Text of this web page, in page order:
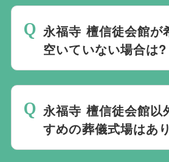
ご予約は葬儀社を通じた
す。万が一の際は、当社
ください。式場のご予約
送・ご安置・ご葬儀・葬
まで、すべて一貫してお
す。
永福寺 檀信徒会館が
空いていない場合は?
います。また、1都3県
ておりますので、葬儀を
周辺の式場を無料でご案
永福寺 檀信徒会館以
すめの葬儀式場はあ